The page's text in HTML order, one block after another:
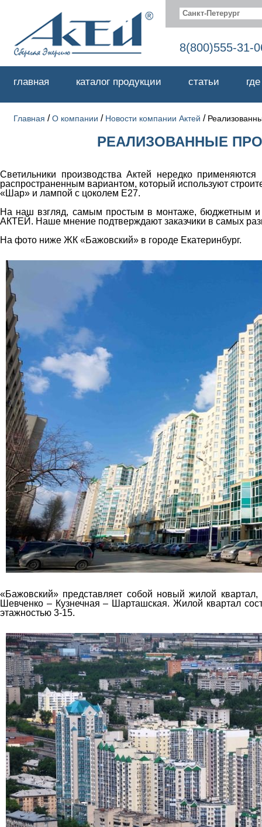
Санкт-Петерург
8(800)555-31-
главная каталог продукции статьи
Главная /О компании / Новости компании Актей /
РЕАЛИЗОВАННЫЕ
Светильники производства Актей нередко
распространенным вариантом, который используют
«Шар» и лампой с цоколем E27.
На наш взгляд, самым простым в монтаже, бюджетным и
АКТЕЙ. Наше мнение подтверждают заказчики в самых
На фото ниже ЖК «Бажовский» в городе Екатеринбург.
«Бажовский» представляет собой новый жилой
Шевченко – Кузнечная – Шарташская. Жилой квартал
этажностью 3-15.